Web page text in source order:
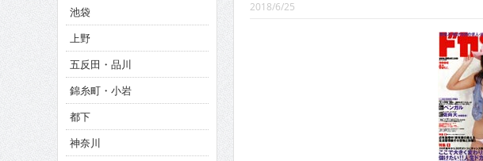
CINEMA×STYLE 289号
CINEMA×STYLE 288号
CINEMA×STYLE 286号
CINEMA×STYLE 285号
CINEMA×STYLE 294号
2018/6/25
池袋
上野
五反田・品川
錦糸町・小岩
都下
神奈川